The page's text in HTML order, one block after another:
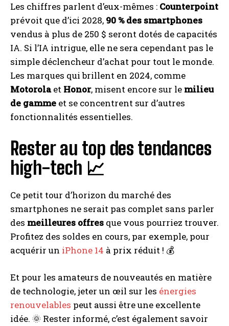
Les chiffres parlent d’eux-mêmes : Counterpoint
prévoit que d’ici 2028, 90 % des smartphones
vendus à plus de 250 $ seront dotés de capacités
IA. Si l’IA intrigue, elle ne sera cependant pas le
simple déclencheur d’achat pour tout le monde.
Les marques qui brillent en 2024, comme
Motorolaet Honor, misent encore sur le milieu
de gamme et se concentrent sur d’autres
fonctionnalités essentielles.
Rester au top des tendances
high-tech 📈
Ce petit tour d’horizon du marché des
smartphones ne serait pas complet sans parler
des meilleures offres que vous pourriez trouver.
Profitez des soldes en cours, par exemple, pour
acquérir un iPhone 14 à prix réduit ! 💰
Et pour les amateurs de nouveautés en matière
de technologie, jeter un œil sur les énergies
renouvelables peut aussi être une excellente
idée. 🌞 Rester informé, c’est également savoir